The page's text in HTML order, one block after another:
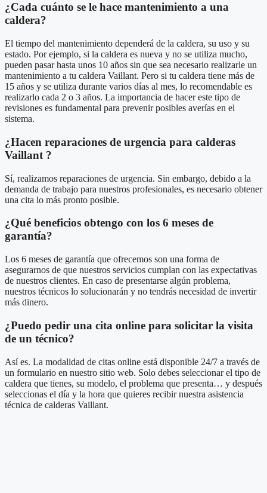
¿Cada cuánto se le hace mantenimiento a una
caldera?
El tiempo del mantenimiento dependerá de la caldera, su uso y su
estado. Por ejemplo, si la caldera es nueva y no se utiliza mucho,
pueden pasar hasta unos 10 años sin que sea necesario realizarle un
mantenimiento a tu caldera Vaillant. Pero si tu caldera tiene más de
15 años y se utiliza durante varios días al mes, lo recomendable es
realizarlo cada 2 o 3 años. La importancia de hacer este tipo de
revisiones es fundamental para prevenir posibles averías en el
sistema.
¿Hacen reparaciones de urgencia para calderas
Vaillant ?
Sí, realizamos reparaciones de urgencia. Sin embargo, debido a la
demanda de trabajo para nuestros profesionales, es necesario obtener
una cita lo más pronto posible.
¿Qué beneficios obtengo con los 6 meses de
garantía?
Los 6 meses de garantía que ofrecemos son una forma de
asegurarnos de que nuestros servicios cumplan con las expectativas
de nuestros clientes. En caso de presentarse algún problema,
nuestros técnicos lo solucionarán y no tendrás necesidad de invertir
más dinero.
¿Puedo pedir una cita online para solicitar la visita
de un técnico?
Así es. La modalidad de citas online está disponible 24/7 a través de
un formulario en nuestro sitio web. Solo debes seleccionar el tipo de
caldera que tienes, su modelo, el problema que presenta… y después
seleccionas el día y la hora que quieres recibir nuestra asistencia
técnica de calderas Vaillant.